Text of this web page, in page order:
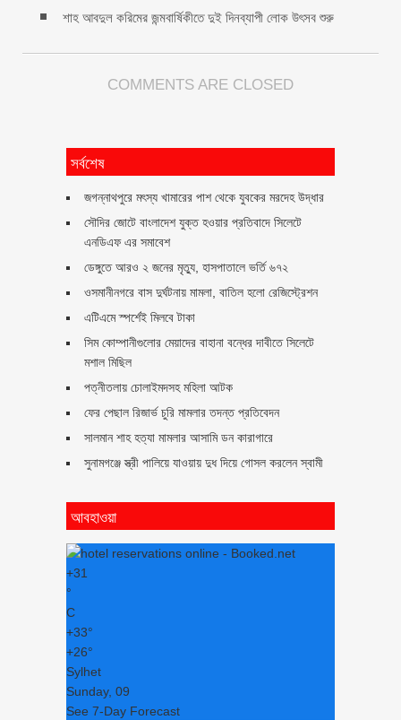
শাহ আবদুল করিমের জন্মবার্ষিকীতে দুই দিনব্যাপী লোক উৎসব শুরু
COMMENTS ARE CLOSED
সর্বশেষ
জগন্নাথপুরে মৎস্য খামারের পাশ থেকে যুবকের মরদেহ উদ্ধার
সৌদির জোটে বাংলাদেশ যুক্ত হওয়ার প্রতিবাদে সিলেটে
এনডিএফ এর সমাবেশ
ডেঙ্গুতে আরও ২ জনের মৃত্যু, হাসপাতালে ভর্তি ৬৭২
ওসমানীনগরে বাস দুর্ঘটনায় মামলা, বাতিল হলো রেজিস্ট্রেশন
এটিএমে স্পর্শেই মিলবে টাকা
সিম কোম্পানীগুলোর মেয়াদের বাহানা বন্ধের দাবীতে সিলেটে
মশাল মিছিল
পত্নীতলায় চোলাইমদসহ মহিলা আটক
ফের পেছাল রিজার্ভ চুরি মামলার তদন্ত প্রতিবেদন
সালমান শাহ হত্যা মামলার আসামি ডন কারাগারে
সুনামগঞ্জে স্ত্রী পালিয়ে যাওয়ায় দুধ দিয়ে গোসল করলেন স্বামী
আবহাওয়া
+31
°
C
+33°
+26°
Sylhet
Sunday, 09
See 7-Day Forecast